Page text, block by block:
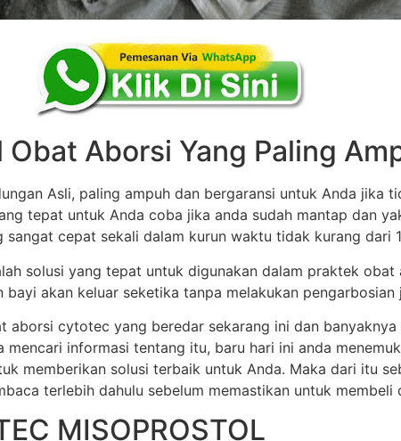
Aborsi Yang Paling
Asli, paling ampuh dan bergaransi untuk Anda jika
tepat untuk Anda coba jika anda sudah mantap dan
cepat sekali dalam kurun waktu tidak kurang dari
solusi yang tepat untuk digunakan dalam praktek
akan keluar seketika tanpa melakukan pengarbosian
aborsi cytotec yang beredar sekarang ini dan
mencari informasi tentang itu, baru hari ini anda
memberikan solusi terbaik untuk Anda. Maka dari itu
terlebih dahulu sebelum memastikan untuk membeli
MISOPROSTOL